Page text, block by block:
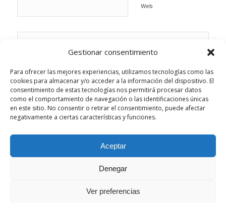
Gestionar consentimiento
Para ofrecer las mejores experiencias, utilizamos tecnologías como las
cookies para almacenar y/o acceder a la información del dispositivo. El
consentimiento de estas tecnologías nos permitirá procesar datos
como el comportamiento de navegación o las identificaciones únicas
en este sitio. No consentir o retirar el consentimiento, puede afectar
negativamente a ciertas características y funciones.
Aceptar
Denegar
Ver preferencias
Web
© Copyright - Sonrisas Paterna. - Desarrollado por
Esta web utiliza cookies propias y de terceros para analizar su
navegación y ofrecerle un servicio más personalizado.